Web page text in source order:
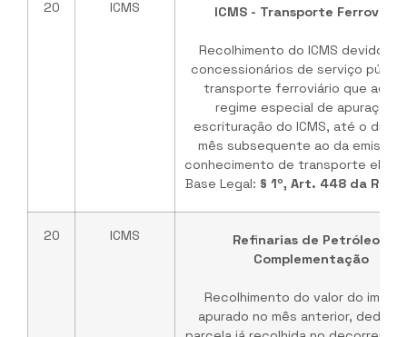
20 ICMS ICMS - Transporte Ferroviário
Recolhimento do ICMS devido
concessionários de serviço
transporte ferroviário que
regime especial de apuração e
escrituração do ICMS, até o dia
mês subsequente ao da emissão
conhecimento de transporte
Base Legal: § 1º, Art. 448 da
20 ICMS
Refinarias de Petróleo -
Complementação
Recolhimento do valor do
apurado no mês anterior,